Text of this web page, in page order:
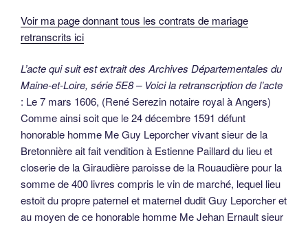
Voir ma page donnant tous les contrats de mariage
retranscrits ici
L’acte qui suit est extrait des Archives Départementales du
Maine-et-Loire, série 5E8 – Voici la retranscription de l’acte
: Le 7 mars 1606, (René Serezin notaire royal à Angers)
Comme ainsi soit que le 24 décembre 1591 défunt
honorable homme Me Guy Leporcher vivant sieur de la
Bretonnière ait fait vendition à Estienne Paillard du lieu et
closerie de la Giraudière paroisse de la Rouaudière pour la
somme de 400 livres compris le vin de marché, lequel lieu
estoit du propre paternel et maternel dudit Guy Leporcher et
au moyen de ce honorable homme Me Jehan Ernault sieur